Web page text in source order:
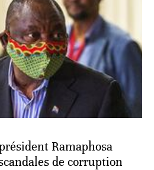
Ramaphosa
de corruption